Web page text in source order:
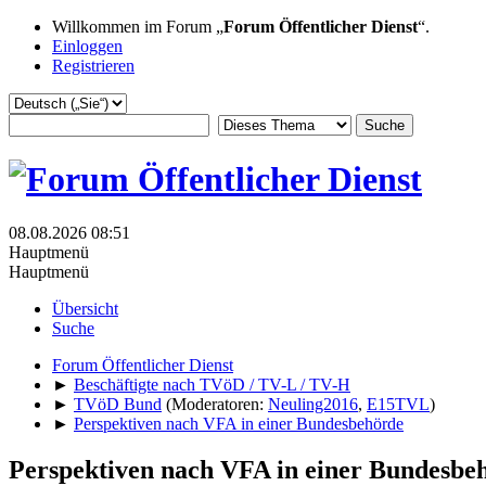
Willkommen im Forum „Forum Öffentlicher Dienst“.
Einloggen
Registrieren
08.08.2026 08:51
Hauptmenü
Hauptmenü
Übersicht
Suche
Forum Öffentlicher Dienst
► Beschäftigte nach TVöD / TV-L / TV-H
► TVöD Bund (Moderatoren: Neuling2016, E15TVL)
► Perspektiven nach VFA in einer Bundesbehörde
Perspektiven nach VFA in einer